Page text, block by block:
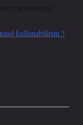
unutmayın!
kullanabilirim ?